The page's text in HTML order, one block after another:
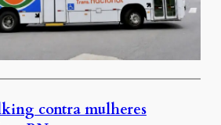
contra mulheres